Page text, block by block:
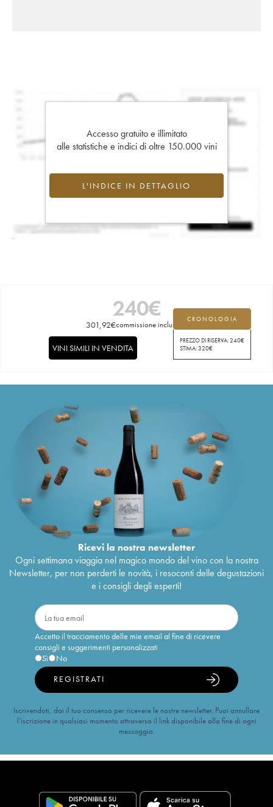
Accesso gratuito e illimitato
alle statistiche e indici di oltre 150.000 vini
L'INDICE IN DETTAGLIO
240€
301,92€commissione inclusa
CRONOLOGIA
PREZZO DI RISERVA:240€
STIMA:320€
VINI SIMILI IN VENDITA
Ricevi la nostra newsletter
Ogni settimana viaggia nel magico mondo del vino con la nostra
Newsletter, per non perderti le novità, i resoconti delle degustazioni
e i consigli degli esperti!
Accetto il tracciamento delle mie email al fine di ricevere
consigli e suggerimenti personalizzati
Sì
No
REGISTRATI
Iscrivendoti, dai il tuo consenso per ricevere le nostre newsletter. Puoi annullare
l’iscrizione in qualsiasi momento attraverso il link disponibile alla fine di ogni
messaggio.